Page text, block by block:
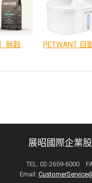
【拿多亞】無穀低敏 犬糧
展昭國際企業
TEL: 02-2659-6000
Email: